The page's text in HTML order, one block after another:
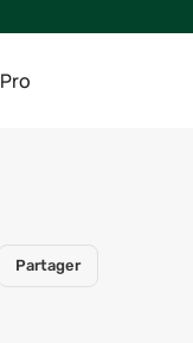
Pro
Partager